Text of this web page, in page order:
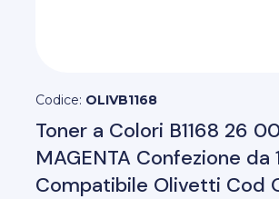
Codice: OLIVB1168
Toner a Colori B1168 26
MAGENTA Confezione da
Compatibile Olivetti Cod